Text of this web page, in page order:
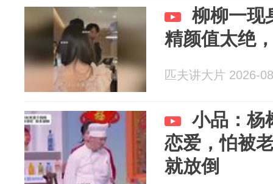
柳柳一现
精颜值太绝
匹夫讲大片 2026-
小品：杨
恋爱，怕被
就放倒